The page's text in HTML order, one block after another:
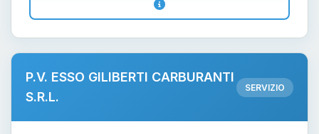
P.V. ESSO GILIBERTI CARBURANTI
S.R.L.
SERVIZIO